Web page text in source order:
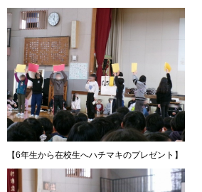
【6年生から在校生へハチマキのプレゼント】